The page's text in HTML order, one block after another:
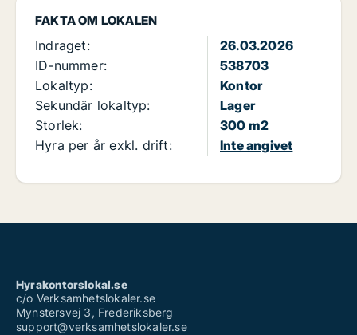
FAKTA OM LOKALEN
Indraget:
26.03.2026
ID-nummer:
538703
Lokaltyp:
Kontor
Sekundär lokaltyp:
Lager
Storlek:
300 m2
Hyra per år exkl. drift:
Inte angivet
Hyrakontorslokal.se
c/o Verksamhetslokaler.se
Mynstersvej 3, Frederiksberg
support@verksamhetslokaler.se